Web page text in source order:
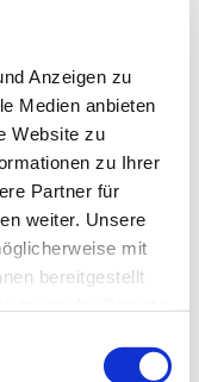
Anzeigen zu
Medien anbieten
Website zu
zu Ihrer
Partner für
weiter. Unsere
mit
bereitgestellt